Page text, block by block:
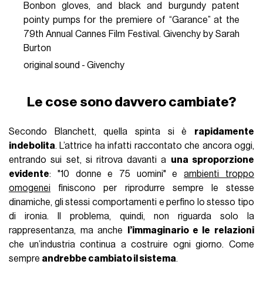
Bonbon gloves, and black and burgundy patent
pointy pumps for the premiere of “Garance” at the
79th Annual Cannes Film Festival. Givenchy by Sarah
Burton
original sound - Givenchy
Le cose sono davvero cambiate?
Secondo Blanchett, quella spinta si è rapidamente
indebolita. L’attrice ha infatti raccontato che ancora oggi,
entrando sui set, si ritrova davanti a una sproporzione
evidente: "10 donne e 75 uomini" eambienti troppo
omogenei finiscono per riprodurre sempre le stesse
dinamiche, gli stessi comportamenti e perfino lo stesso tipo
di ironia. Il problema, quindi, non riguarda solo la
rappresentanza, ma anche
l’immaginario e le relazioni
che un’industria continua a costruire ogni giorno. Come
sempre andrebbe cambiato il sistema.